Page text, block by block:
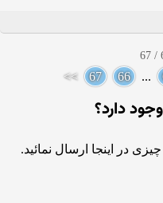
...
66
67
>>
دارد؟
در اینجا ارسال نمائید.